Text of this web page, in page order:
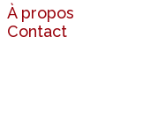
À propos
Contact